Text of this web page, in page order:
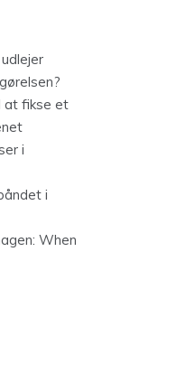
at fikse et
i
i
When